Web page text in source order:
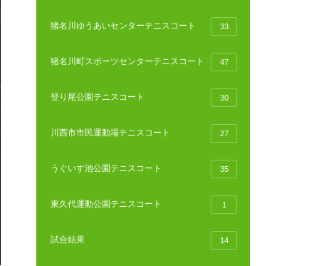
猪名川ゆうあいセンターテニスコート 33
猪名川町スポーツセンターテニスコート 47
登り尾公園テニスコート 30
川西市市民運動場テニスコート 27
うぐいす池公園テニスコート 35
東久代運動公園テニスコート 1
試合結果 14